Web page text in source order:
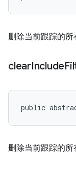
删除当前跟踪的所
clearInclude
public
删除当前跟踪的所